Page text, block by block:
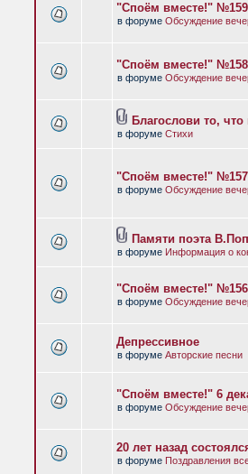
"Споём вместе!" №159
в форуме Обсуждение
"Споём вместе!" №158
в форуме Обсуждение
Благослови то,
в форуме Стихи
"Споём вместе!"
в форуме Обсуждение
Памяти поэта
в форуме Информация о
"Споём вместе!" №156
в форуме Обсуждение
Депрессивное
в форуме Авторские песни
"Споём вместе!" 6
в форуме Обсуждение
20 лет назад
в форуме Поздравления